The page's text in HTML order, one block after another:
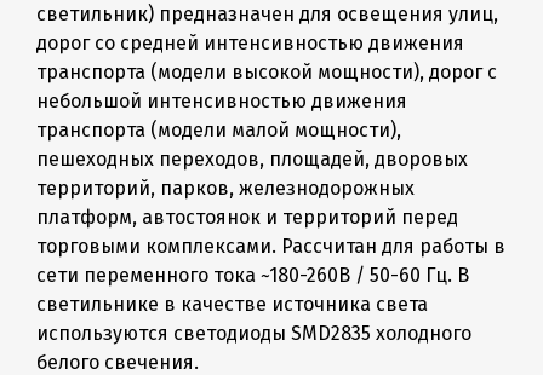
светильник) предназначен для освещения улиц,
дорог со средней интенсивностью движения
транспорта (модели высокой мощности), дорог с
небольшой интенсивностью движения
транспорта (модели малой мощности),
пешеходных переходов, площадей, дворовых
территорий, парков, железнодорожных
платформ, автостоянок и территорий перед
торговыми комплексами. Рассчитан для работы в
сети переменного тока ~180-260В / 50-60 Гц. В
светильнике в качестве источника света
используются светодиоды SMD2835 холодного
белого свечения.